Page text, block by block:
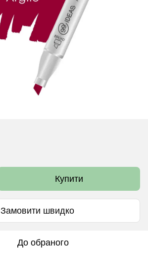
Купити
Замовити швидко
До обраного